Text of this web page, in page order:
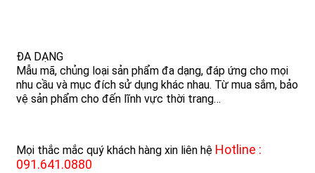
​ĐA DẠNG
Mẫu mã, chủng loại sản phẩm đa dạng, đáp ứng cho mọi
nhu cầu và mục đích sử dụng khác nhau. Từ mua sắm, bảo
vệ sản phẩm cho đến lĩnh vực thời trang…
Mọi thắc mắc quý khách hàng xin liên hệ Hotline :
091.641.0880